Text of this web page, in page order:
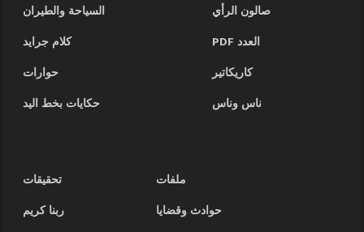
صالون الرأي
السياحة والطيران
العدد PDF
كلام جرايد
كاريكاتير
حوارات
ناس وناس
حكايات بخط اليد
ملفات
تحقيقات
حوادث وقضايا
ربنا كريم